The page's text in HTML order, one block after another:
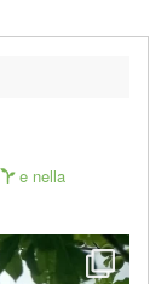
e nella